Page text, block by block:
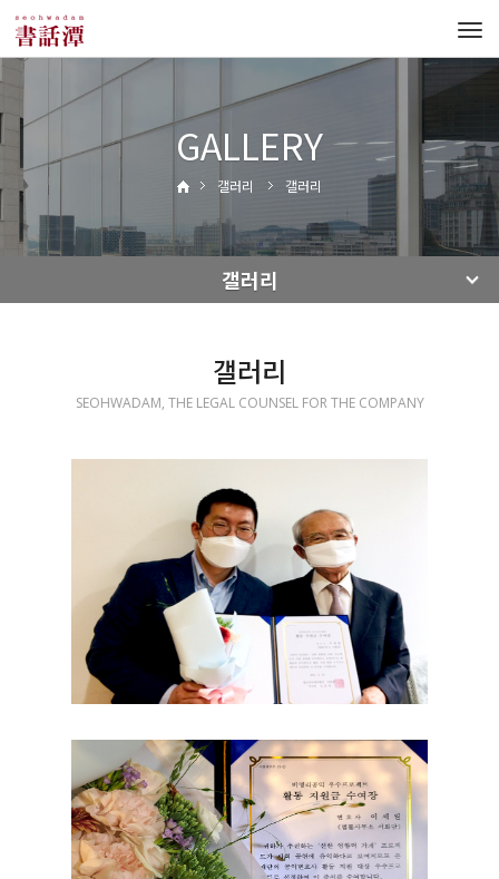
GALLERY
갤러리 갤러리
갤러리
갤러리
SEOHWADAM, THE LEGAL COUNSEL FOR THE COMPANY